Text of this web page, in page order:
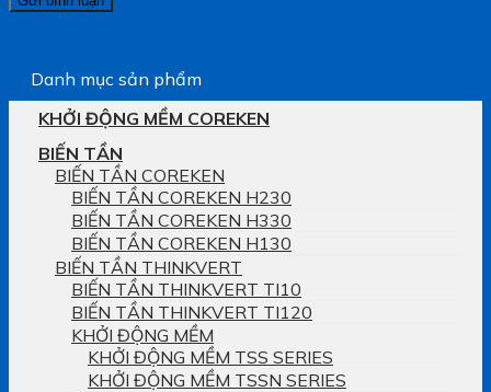
Danh mục sản phẩm
KHỞI ĐỘNG MỀM COREKEN
BIẾN TẦN
BIẾN TẦN COREKEN
BIẾN TẦN COREKEN H230
BIẾN TẦN COREKEN H330
BIẾN TẦN COREKEN H130
BIẾN TẦN THINKVERT
BIẾN TẦN THINKVERT TI10
BIẾN TẦN THINKVERT TI120
KHỞI ĐỘNG MỀM
KHỞI ĐỘNG MỀM TSS SERIES
KHỞI ĐỘNG MỀM TSSN SERIES